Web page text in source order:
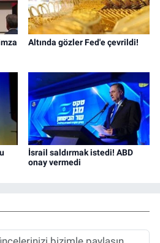
Altında gözler Fed'e çevrildi!
İsrail saldırmak istedi! ABD
onay vermedi